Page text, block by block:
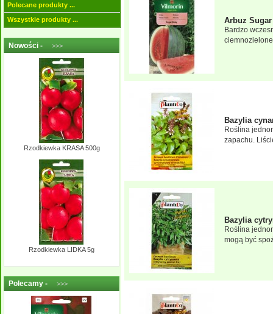
Polecane produkty ...
Wszystkie produkty ...
Nowości - >>>
Rzodkiewka KRASA 500g
Rzodkiewka LIDKA 5g
Polecamy - >>>
Arbuz
Bardzo
Bazylia
Roślina
zapachu.
Bazylia
Roślina
mogą być